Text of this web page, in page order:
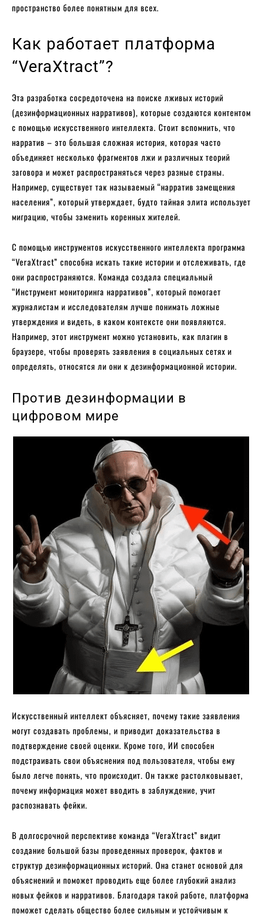
пространство более понятным для всех.
Как работает платформа
“VeraXtract”?
Эта разработка сосредоточена на поиске лживых историй
(дезинформационных нарративов), которые создаются контентом
с помощью искусственного интеллекта. Стоит вспомнить, что
нарратив – это большая сложная история, которая часто
объединяет несколько фрагментов лжи и различных теорий
заговора и может распространяться через разные страны.
Например, существует так называемый “нарратив замещения
населения”, который утверждает, будто тайная элита использует
миграцию, чтобы заменить коренных жителей.
С помощью инструментов искусственного интеллекта программа
“VeraXtract” способна искать такие истории и отслеживать, где
они распространяются. Команда создала специальный
“Инструмент мониторинга нарративов”, который помогает
журналистам и исследователям лучше понимать ложные
утверждения и видеть, в каком контексте они появляются.
Например, этот инструмент можно установить, как плагин в
браузере, чтобы проверять заявления в социальных сетях и
определять, относятся ли они к дезинформационной истории.
Против дезинформации в
цифровом мире
Искусственный интеллект объясняет, почему такие заявления
могут создавать проблемы, и приводит доказательства в
подтверждение своей оценки. Кроме того, ИИ способен
подстраивать свои объяснения под пользователя, чтобы ему
было легче понять, что происходит. Он также растолковывает,
почему информация может вводить в заблуждение, учит
распознавать фейки.
В долгосрочной перспективе команда “VeraXtract” видит
создание большой базы проведенных проверок, фактов и
структур дезинформационных историй. Она станет основой для
объяснений и поможет проводить еще более глубокий анализ
новых фейков и нарративов. Благодаря такой работе, платформа
поможет сделать общество более сильным и устойчивым к